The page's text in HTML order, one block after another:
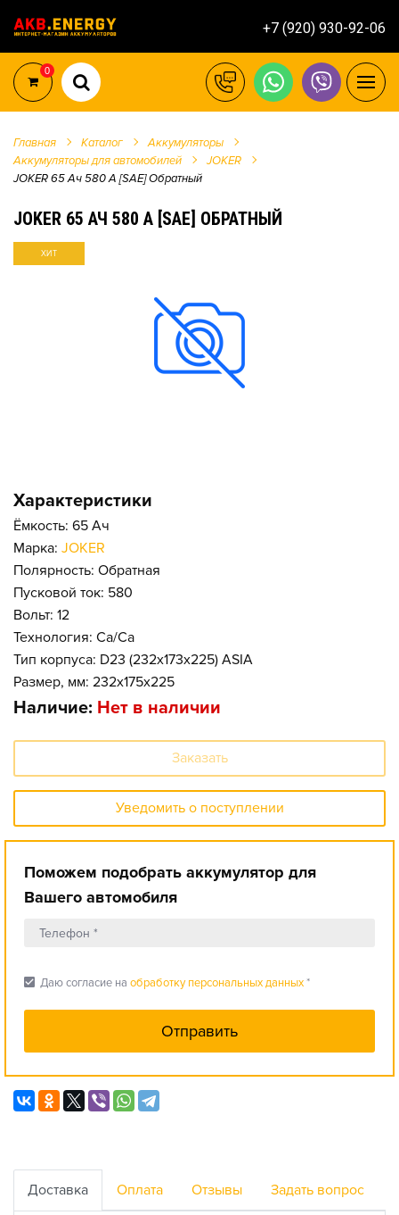
+7 (920) 930-92-06
0
Главная Каталог
Аккумуляторы
Аккумуляторы для автомобилей
JOKER
JOKER 65 Ач 580 А [SAE] Обратный
JOKER 65 АЧ 580 А [SAE] ОБРАТНЫЙ
ХИТ
Характеристики
Ёмкость: 65 Ач
Марка: JOKER
Полярность: Обратная
Пусковой ток: 580
Вольт: 12
Технология: Ca/Ca
Тип корпуса: D23 (232x173x225) ASIA
Размер, мм: 232x175x225
Наличие: Нет в наличии
Заказать
Уведомить о поступлении
Поможем подобрать аккумулятор для
Вашего автомобиля
check_box Даю согласие на обработку персональных данных*
Доставка Оплата Отзывы Задать вопрос